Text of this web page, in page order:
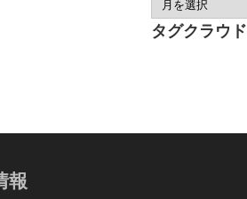
タグクラウド
報